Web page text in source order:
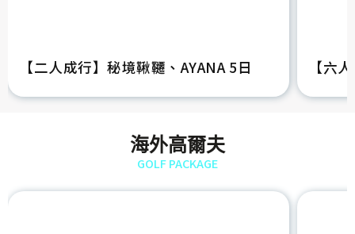
【二人成行】秘境鞦韆、AYANA 5日 【六
海外高爾夫
GOLF PACKAGE